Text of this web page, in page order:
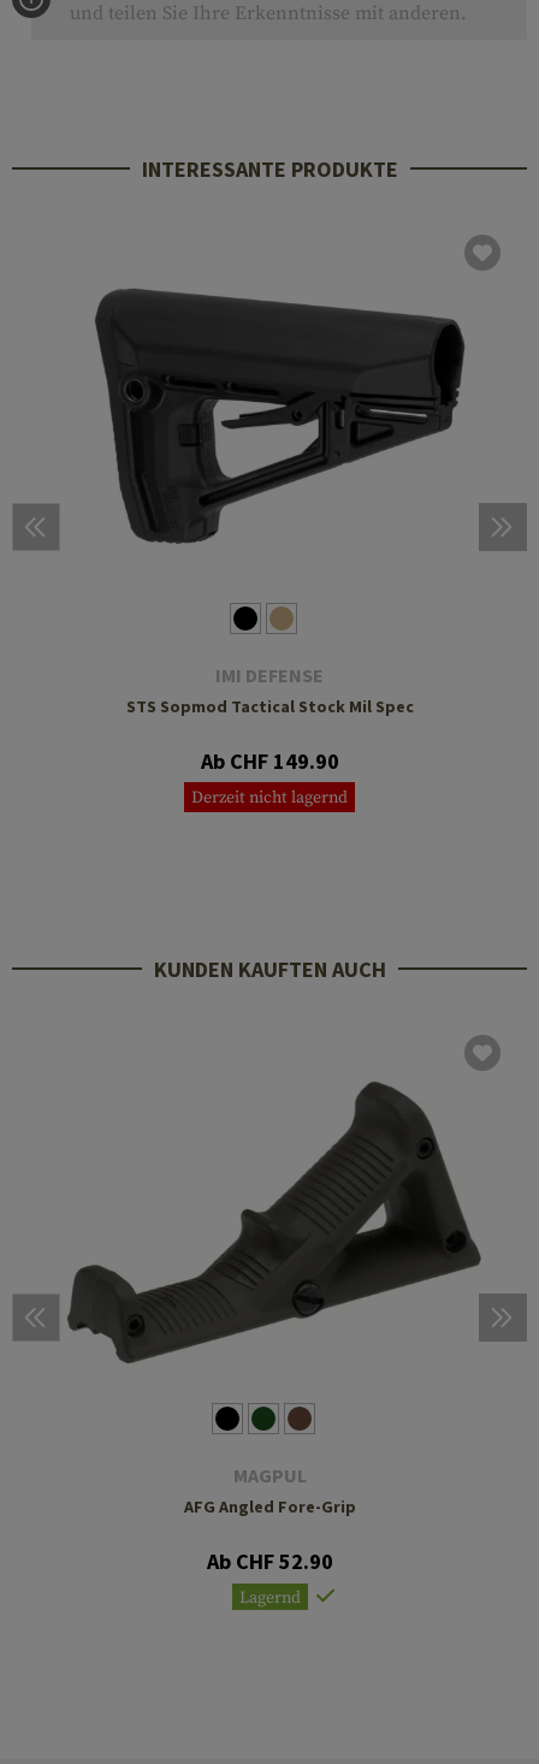
und teilen Sie Ihre Erkenntnisse mit anderen.
INTERESSANTE PRODUKTE
IMI DEFENSE
STS Sopmod Tactical Stock Mil Spec
Ab CHF 149.90
Derzeit nicht lagernd
KUNDEN KAUFTEN AUCH
MAGPUL
AFG Angled Fore-Grip
Ab CHF 52.90
Lagernd